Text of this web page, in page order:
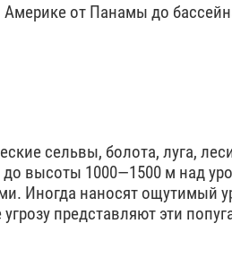
от Панамы до
сельвы, болота, луга,
высоты 1000—1500 м над
Иногда наносят ощутимый
представляют эти